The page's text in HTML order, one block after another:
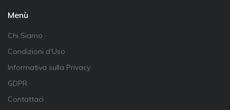
Menù
Chi Siamo
Condizioni d'Uso
Informativa sulla Privacy
GDPR
Contattaci